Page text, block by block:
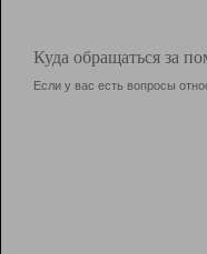
Куда обращаться за
Если у вас есть вопросы